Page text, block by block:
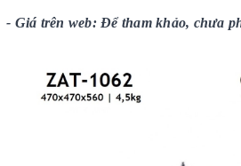
- Giá trên web: Để tham khảo, chưa